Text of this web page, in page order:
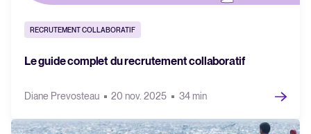
RECRUTEMENT COLLABORATIF
Le guide complet du recrutement collaboratif
Diane Prevosteau 20 nov. 2025 34 min